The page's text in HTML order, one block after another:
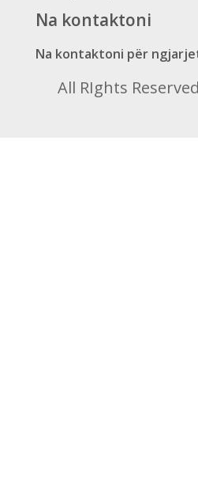
Na kontaktoni
Na kontaktoni për
All RIghts